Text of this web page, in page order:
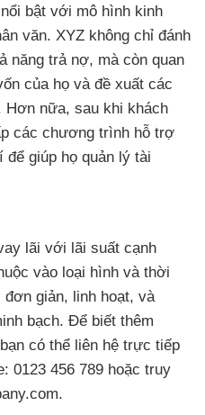
bật với mô hình kinh
văn. XYZ không chỉ đánh
năng trả nợ, mà còn quan
của họ và đề xuất các
Hơn nữa, sau khi khách
các chương trình hỗ trợ
giúp họ quản lý tài
lãi với lãi suất cạnh
vào loại hình và thời
đơn giản, linh hoạt, và
bạch. Để biết thêm
có thể liên hệ trực tiếp
0123 456 789 hoặc truy